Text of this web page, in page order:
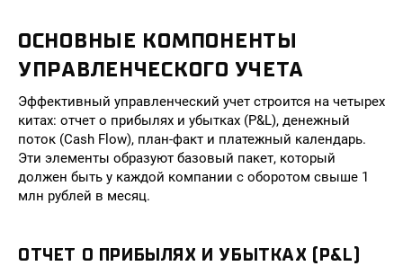
ОСНОВНЫЕ КОМПОНЕНТЫ
УПРАВЛЕНЧЕСКОГО УЧЕТА
Эффективный управленческий учет строится на четырех
китах: отчет о прибылях и убытках (P&L), денежный
поток (Cash Flow), план-факт и платежный календарь.
Эти элементы образуют базовый пакет, который
должен быть у каждой компании с оборотом свыше 1
млн рублей в месяц.
ОТЧЕТ О ПРИБЫЛЯХ И УБЫТКАХ (P&L)